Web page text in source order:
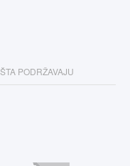
PODRŽAVAJU